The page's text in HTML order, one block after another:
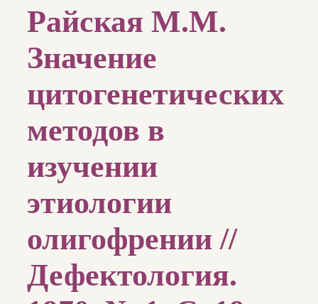
Райская М.М.
Значение
цитогенетических
методов в
изучении
этиологии
олигофрении //
Дефектология.